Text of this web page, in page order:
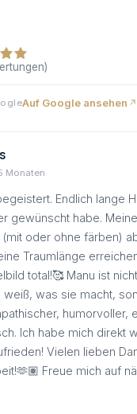
Auf Google ansehen
Monaten
Endlich lange
gewünscht habe.
oder ohne färben)
Traumlänge
total!🥰 Manu ist
weiß, was sie macht,
humorvoller,
Ich habe mich direkt
Vielen lieben
Freue mich auf